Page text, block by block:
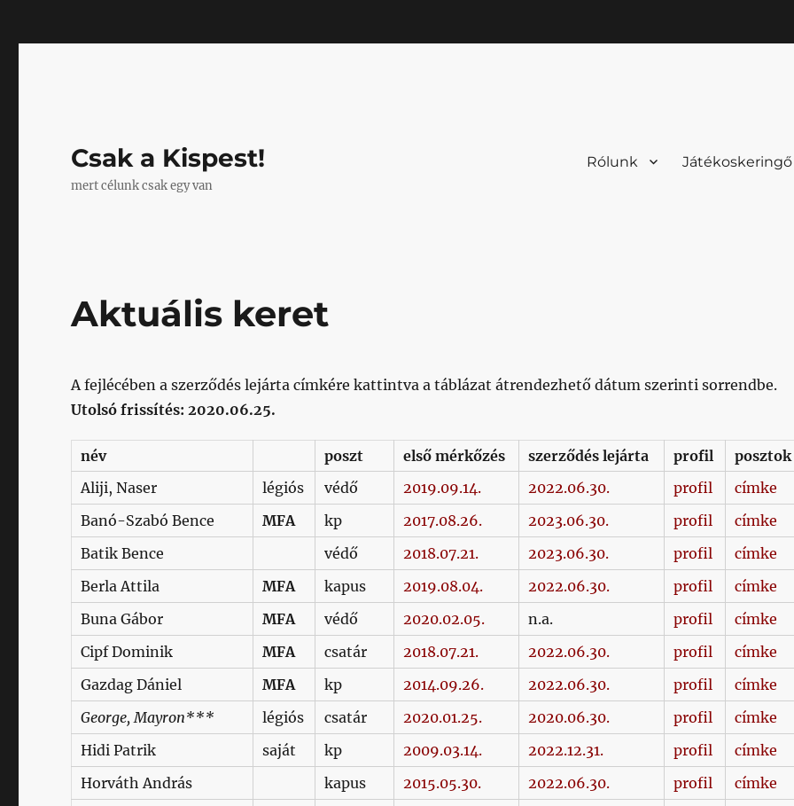
Csak a Kispest!
mert célunk csak egy van
Rólunk Játékoskeringő
Aktuális keret
A fejlécében a szerződés lejárta címkére kattintva a táblázat átrendezhető dátum szerinti sorrendbe.
Utolsó frissítés: 2020.06.25.
név poszt első mérkőzés szerződés lejárta profil
posztok
Aliji, Naser
légiós védő 2019.09.14. 2022.06.30. profil
címke
Banó-Szabó Bence
MFA kp 2017.08.26. 2023.06.30. profil
címke
Batik Bence
védő 2018.07.21. 2023.06.30. profil
címke
Berla Attila
MFA kapus 2019.08.04. 2022.06.30. profil
címke
Buna Gábor
MFA védő 2020.02.05. n.a. profil
címke
Cipf Dominik
MFA csatár 2018.07.21. 2022.06.30. profil
címke
Gazdag Dániel
MFA kp 2014.09.26. 2022.06.30. profil
címke
George, Mayron***
légiós csatár 2020.01.25. 2020.06.30. profil
címke
Hidi Patrik
saját kp 2009.03.14. 2022.12.31. profil
címke
Horváth András
kapus 2015.05.30. 2022.06.30. profil
címke